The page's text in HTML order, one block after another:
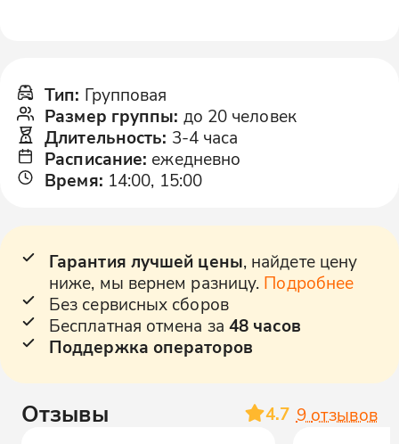
Тип: Групповая
Размер группы: до 20 человек
Длительность: 3-4 часа
Расписание: ежедневно
Время: 14:00, 15:00
Гарантия лучшей цены, найдете цену
ниже, мы вернем разницу. Подробнее
Без сервисных сборов
Бесплатная отмена за 48 часов
Поддержка операторов
Отзывы 4.7 9 отзывов